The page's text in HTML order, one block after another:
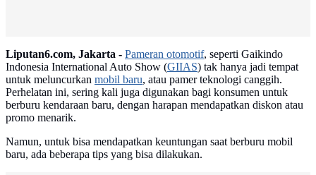
Liputan6.com, Jakarta - Pameran otomotif, seperti Gaikindo
Indonesia International Auto Show (GIIAS) tak hanya jadi tempat
untuk meluncurkan mobil baru, atau pamer teknologi canggih.
Perhelatan ini, sering kali juga digunakan bagi konsumen untuk
berburu kendaraan baru, dengan harapan mendapatkan diskon atau
promo menarik.
Namun, untuk bisa mendapatkan keuntungan saat berburu mobil
baru, ada beberapa tips yang bisa dilakukan.